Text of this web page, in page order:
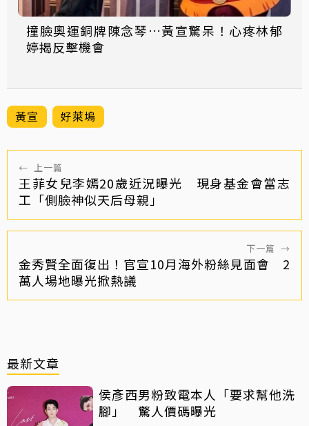
撞臉奧運銅牌陳念琴…黃宣驚呆！心疼林郁
婷揭反擊機會
黃宣 好萊塢
← 上一篇
王菲女兒李嫣20歲近況曝光 現身基金會當志
工「側臉神似天后母親」
下一篇 →
金秀賢全面復出！官宣10月海外粉絲見面會 2
萬人場地曝光掀熱議
最新文章
侯彥西男粉致電本人「要求幫他洗
腳」 驚人價碼曝光